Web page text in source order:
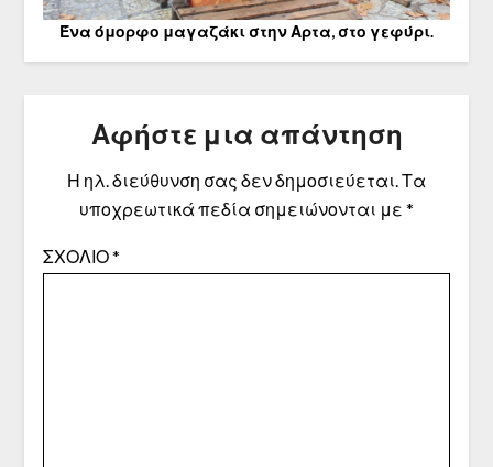
Ένα όμορφο μαγαζάκι στην Αρτα, στο γεφύρι.
Αφήστε μια απάντηση
Η ηλ. διεύθυνση σας δεν δημοσιεύεται. Τα
υποχρεωτικά πεδία σημειώνονται με *
ΣΧΌΛΙΟ*